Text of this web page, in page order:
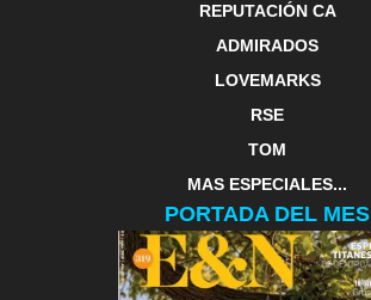
REPUTACIÓN CA
ADMIRADOS
LOVEMARKS
RSE
TOM
MAS ESPECIALES...
PORTADA DEL MES